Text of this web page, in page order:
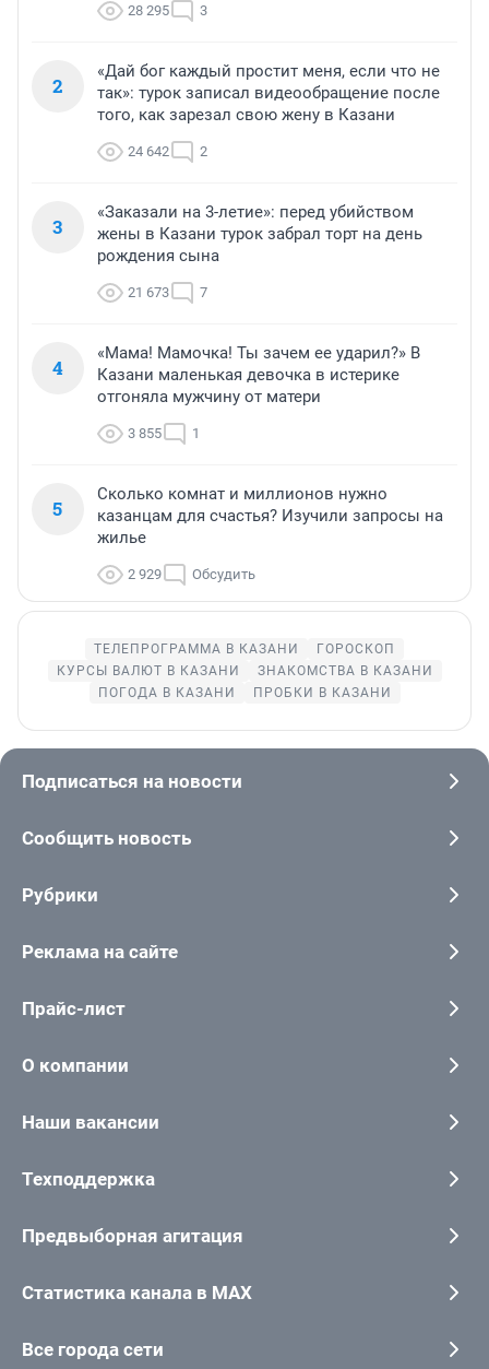
28 295 3
2
«Дай бог каждый простит меня, если что не
так»: турок записал видеообращение после
того, как зарезал свою жену в Казани
24 642 2
3
«Заказали на 3-летие»: перед убийством
жены в Казани турок забрал торт на день
рождения сына
21 673 7
4
«Мама! Мамочка! Ты зачем ее ударил?» В
Казани маленькая девочка в истерике
отгоняла мужчину от матери
3 855 1
5
Сколько комнат и миллионов нужно
казанцам для счастья? Изучили запросы на
жилье
2 929 Обсудить
ТЕЛЕПРОГРАММА В КАЗАНИ
ГОРОСКОП
КУРСЫ ВАЛЮТ В КАЗАНИ
ЗНАКОМСТВА В КАЗАНИ
ПОГОДА В КАЗАНИ
ПРОБКИ В КАЗАНИ
Подписаться на новости
Сообщить новость
Рубрики
Реклама на сайте
Прайс-лист
О компании
Наши вакансии
Техподдержка
Предвыборная агитация
Статистика канала в MAX
Все города сети